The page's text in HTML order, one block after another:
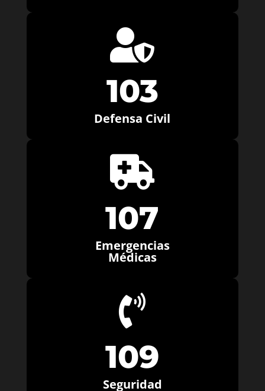

103
Defensa Civil

107
Emergencias
Médicas

109
Seguridad